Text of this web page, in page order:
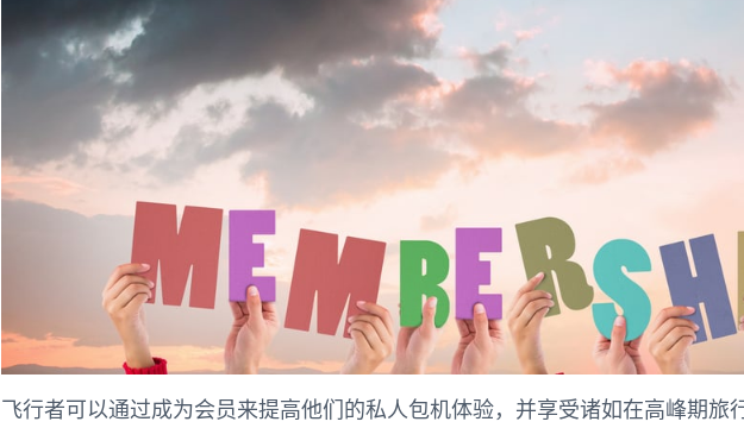
飞行者可以通过成为会员来提高他们的私人包机体验，并享受诸如在高峰期旅